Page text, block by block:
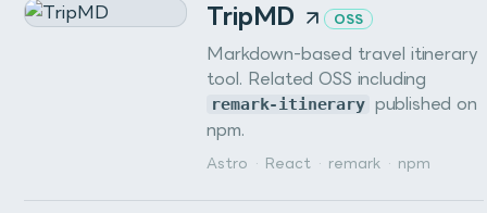
TripMD OSS
Markdown-based travel itinerary
tool. Related OSS including
remark-itinerary published on
npm.
Astro · React · remark · npm